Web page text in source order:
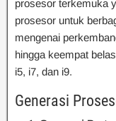
prosesor terkemuka
prosesor untuk
mengenai
hingga keempat
i5, i7, dan i9.
Generasi